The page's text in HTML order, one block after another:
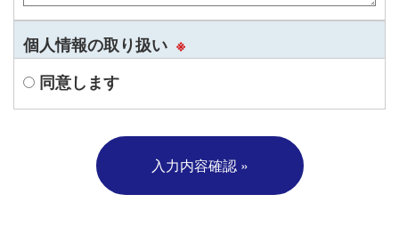
個人情報の取り扱い ※
同意します